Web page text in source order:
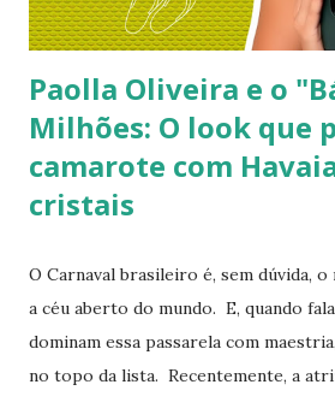
Brook com facilidade. Vamos mergu...
Paolla Oliveira e o
Milhões: O look que
camarote com
cristais
O Carnaval brasileiro é, sem dúvida,
a céu aberto do mundo. E, quando
dominam essa passarela com
no topo da lista. Recentemente, a